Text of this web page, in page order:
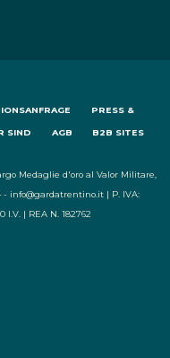
PRESS &
SIND AGB B2B SITES
Medaglie d'oro al Valor Militare,
- info@gardatrentino.it | P. IVA:
I.V. | REA N. 182762